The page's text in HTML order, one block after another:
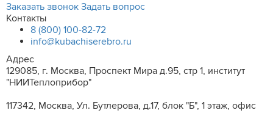
Заказать звонок Задать вопрос
Контакты
8 (800) 100-82-72
info@kubachiserebro.ru
Адрес
129085, г. Москва, Проспект Мира д.95, стр 1, институт
"НИИТеплоприбор"
117342, Москва, Ул. Бутлерова, д.17, блок "Б", 1 этаж, офис